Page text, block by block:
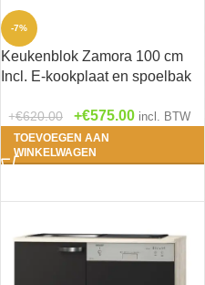
-7%
Keukenblok Zamora 100 cm
Incl. E-kookplaat en spoelbak
€620.00 €575.00 incl. BTW
TOEVOEGEN AAN
WINKELWAGEN